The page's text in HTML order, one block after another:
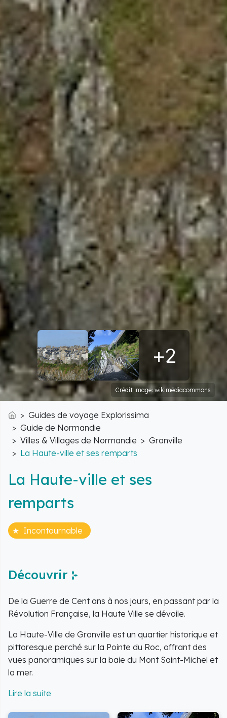
+2
Crédit image: wikimédiacommons
Accueil
Guides de voyage Explorissima
Guide de Normandie
Villes & Villages de Normandie
Granville
La Haute-ville et ses remparts
La Haute-ville et ses
remparts
Incontournable
Découvrir
De la Guerre de Cent ans à nos jours, en passant par la
Révolution Française, la Haute Ville se dévoile.
La Haute-Ville de Granville est un quartier historique et
pittoresque perché sur la Pointe du Roc, offrant des
vues panoramiques sur la baie du Mont Saint-Michel et
la mer.
Ce site emblématique, entouré de remparts et de